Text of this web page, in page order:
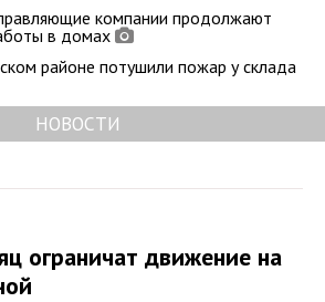
компании продолжают
в домах
районе потушили пожар у склада
НОВОСТИ
ограничат движение на